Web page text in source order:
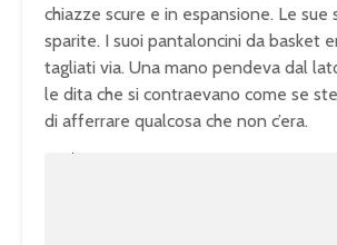
chiazze scure e in espansione. Le sue
sparite. I suoi pantaloncini da basket
tagliati via. Una mano pendeva dal
le dita che si contraevano come se
di afferrare qualcosa che non c’era.